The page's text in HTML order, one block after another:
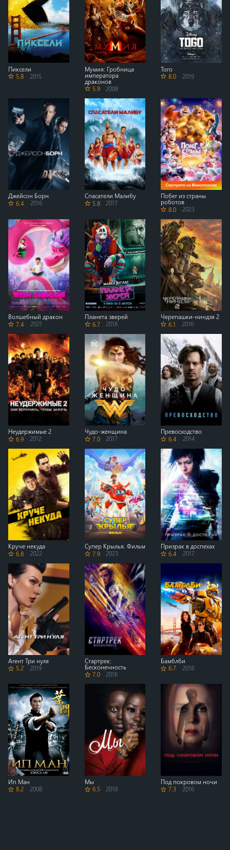
Пиксели
5.8
2015
Мумия: Гробница
императора
драконов
5.9
2008
Того
8.0
2019
Джейсон Борн
6.4
2016
Спасатели Малибу
5.8
2017
Побег из страны
роботов
8.0
2023
Волшебный дракон
7.4
2021
Планета зверей
6.7
2018
Черепашки-ниндзя 2
6.1
2016
Неудержимые 2
6.9
2012
Чудо-женщина
7.0
2017
Превосходство
6.4
2014
Круче некуда
6.8
2022
Супер Крылья. Фильм
7.9
2023
Призрак в доспехах
6.4
2017
Агент Три нуля
5.2
2019
Стартрек:
Бесконечность
7.0
2016
Бамблби
6.7
2018
Ип Ман
8.2
2008
Мы
6.5
2019
Под покровом ночи
7.3
2016